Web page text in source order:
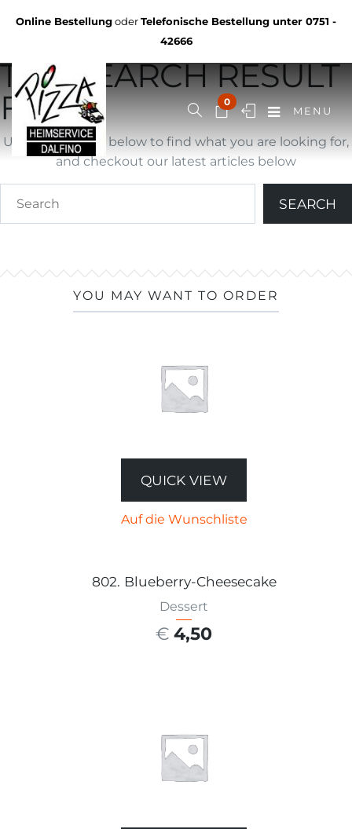
Online BestellungoderTelefonische Bestellung unter 0751 -
42666
0
MENU
YOU ARE BROWSING
THE SEARCH RESULT
FOR ""
Use search form below to find what you are looking for,
and checkout our latest articles below
YOU MAY WANT TO ORDER
QUICK VIEW
Auf die Wunschliste
802. Blueberry-Cheesecake
Dessert
€ 4,50